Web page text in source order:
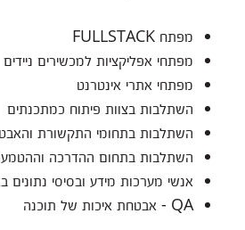
מפתח FULLSTACK
מפתחי אפליקציות למכשירים ניידים
מפתחי אתרי אינטרנט
השתלבות בצוות פיתוח כמתכנתים
השתלבות בתחומי התקשורת
השתלבות בתחום ההדרכה
אנשי מערכות מידע ובסיסי נתונים
QA - אבטחת איכות של תוכנה